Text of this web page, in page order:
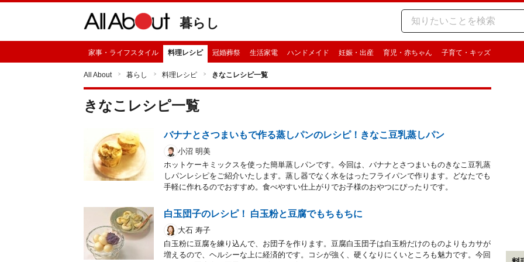
暮らし
家事・ライフスタイル 料理レシピ 冠婚葬祭 生活家電 ハンドメイド 妊娠・出産 育児・赤ちゃん 子育て・キッズ
All About 暮らし 料理レシピ きなこレシピ一覧
きなこ レシピ一覧
バナナとさつまいもで作る蒸しパンのレシピ！きなこ豆乳蒸しパン
小沼 明美
ホットケーキミックスを使った簡単蒸しパンです。今回は、バナナとさつまいものきなこ豆乳蒸
しパンレシピをご紹介いたします。蒸し器でなく水をはったフライパンで作ります。どなたでも
手軽に作れるのでおすすめ。食べやすい仕上がりでお子様のおやつにぴったりです。
白玉団子のレシピ！ 白玉粉と豆腐でもちもちに
大石 寿子
白玉粉に豆腐を練り込んで、お団子を作ります。豆腐白玉団子は白玉粉だけのものよりもカサが
増えるので、ヘルシーな上に経済的です。コシが強く、硬くなりにくいところも魅力です。今回